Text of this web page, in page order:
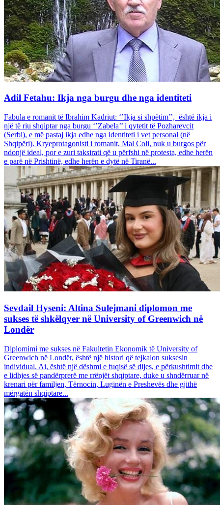
Adil Fetahu: Ikja nga burgu dhe nga identiteti
Fabula e romanit të Ibrahim Kadriut: ‘’Ikja si shpëtim’’, është ikja i
një të riu shqiptar nga burgu ‘’Zabela’’ i qytetit të Pozharevcit
(Serbi), e më pastaj ikja edhe nga identiteti i vet personal (në
Shqipëri). Kryeprotagonisti i romanit, Mal Coli, nuk u burgos për
ndonjë ideal, por e zuri taksirati që u përfshi në protesta, edhe herën
e parë në Prishtinë, edhe herën e dytë në Tiranë...
Sevdail Hyseni: Altina Sulejmani diplomon me
sukses të shkëlqyer në University of Greenwich në
Londër
Diplomimi me sukses në Fakultetin Ekonomik të University of
Greenwich në Londër, është një histori që tejkalon suksesin
individual. Ai, është një dëshmi e fuqisë së dijes, e përkushtimit dhe
e lidhjes së pandërprerë me rrënjët shqiptare, duke u shndërruar në
krenari për familjen, Tërnocin, Luginën e Preshevës dhe gjithë
mërgatën shqiptare...